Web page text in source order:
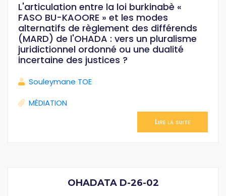
L'articulation entre la loi burkinabè «
FASO BU-KAOORE » et les modes
alternatifs de règlement des différends
(MARD) de l'OHADA : vers un pluralisme
juridictionnel ordonné ou une dualité
incertaine des justices ?
Souleymane TOE
MÉDIATION
Lire la suite
OHADATA D-26-02